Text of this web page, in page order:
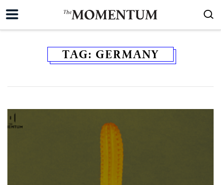
TAG: GERMANY